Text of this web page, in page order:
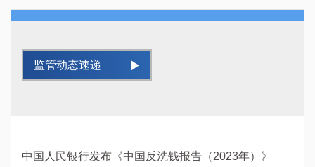
监管动态速递
中国人民银行发布《中国反洗钱报告（2023年）》